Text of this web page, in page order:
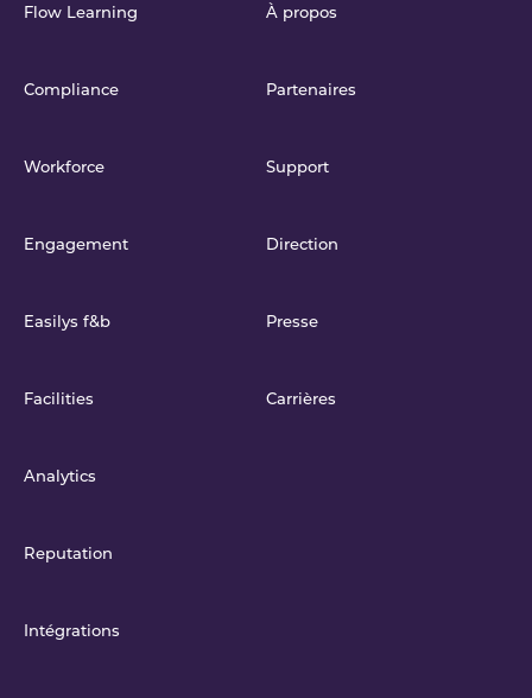
Flow Learning
Compliance
Workforce
Engagement
Easilys f&b
Facilities
Analytics
Reputation
Intégrations
À propos
Partenaires
Support
Direction
Presse
Carrières